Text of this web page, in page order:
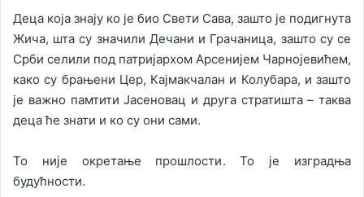
Деца која знају ко је био Свети Сава, зашто је подигнута
Жича, шта су значили Дечани и Грачаница, зашто су се
Срби селили под патријархом Арсенијем Чарнојевићем,
како су брањени Цер, Кајмакчалан и Колубара, и зашто
је важно памтити Јасеновац и друга стратишта – таква
деца ће знати и ко су они сами.
То није окретање прошлости. То је изградња
будућности.